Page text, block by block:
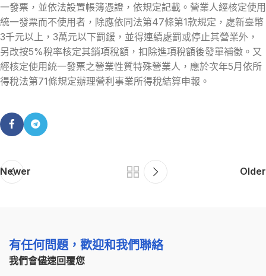
一發票，並依法設置帳簿憑證，依規定記載。營業人經核定使用
統一發票而不使用者，除應依同法第47條第1款規定，處新臺幣
3千元以上，3萬元以下罰鍰，並得連續處罰或停止其營業外，
另改按5%稅率核定其銷項稅額，扣除進項稅額後發單補徵。又
經核定使用統一發票之營業性質特殊營業人，應於次年5月依所
得稅法第71條規定辦理營利事業所得稅結算申報。
Newer Older
有任何問題，歡迎和我們聯絡
我們會儘速回覆您